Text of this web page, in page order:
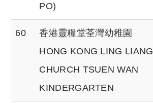
PO)
60
香港靈糧堂荃灣幼稚園
HONG KONG LING LIANG
CHURCH TSUEN WAN
KINDERGARTEN